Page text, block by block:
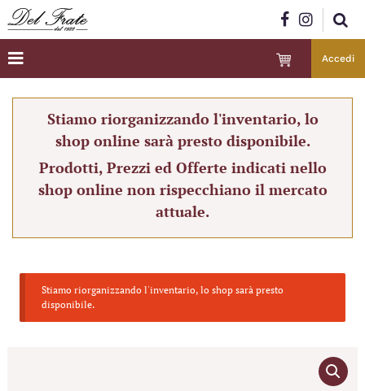
Accedi
Stiamo riorganizzando l'inventario, lo
shop online sarà presto disponibile.
Prodotti, Prezzi ed Offerte indicati nello
shop online non rispecchiano il mercato
attuale.
Stiamo riorganizzando l'inventario, lo shop sarà presto
disponibile.